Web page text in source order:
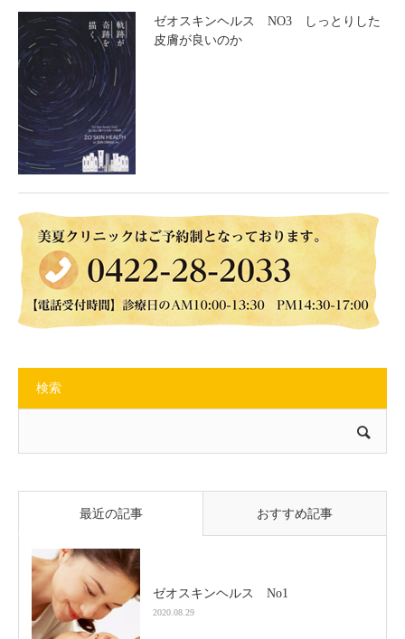
ゼオスキンヘルス NO3 しっとりした
皮膚が良いのか
検索
最近の記事 おすすめ記事
ゼオスキンヘルス No1
2020.08.29